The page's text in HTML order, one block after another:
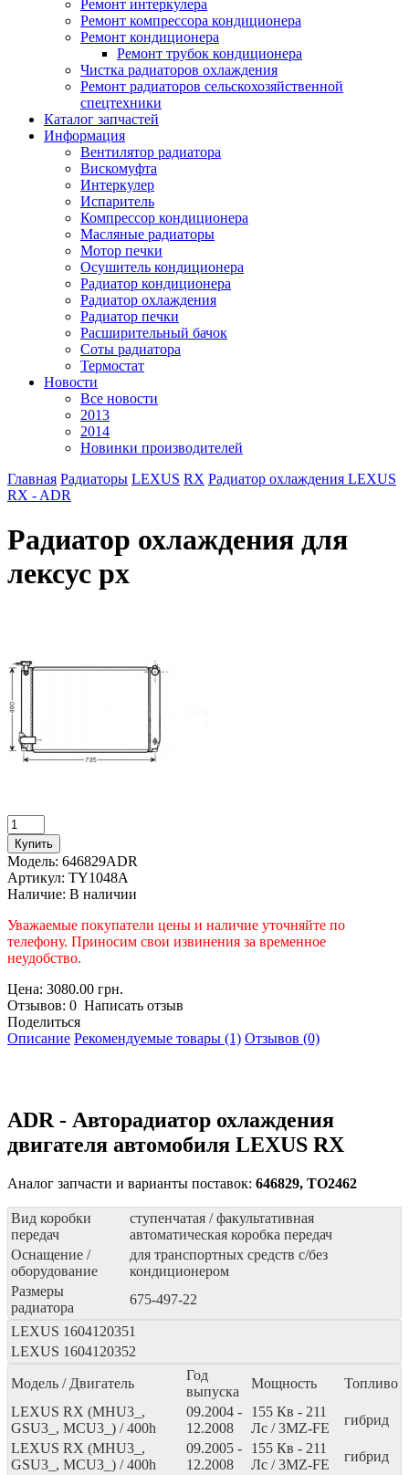
Ремонт интеркулера
Ремонт компрессора кондиционера
Ремонт кондиционера
Ремонт трубок кондиционера
Чистка радиаторов охлаждения
Ремонт радиаторов сельскохозяйственной
спецтехники
Каталог запчастей
Информация
Вентилятор радиатора
Вискомуфта
Интеркулер
Испаритель
Компрессор кондиционера
Масляные радиаторы
Мотор печки
Осушитель кондиционера
Радиатор кондиционера
Радиатор охлаждения
Радиатор печки
Расширительный бачок
Соты радиатора
Термостат
Новости
Все новости
2013
2014
Новинки производителей
Главная Радиаторы LEXUS RX Радиатор охлаждения LEXUS
RX - ADR
Радиатор охлаждения для
лексус рх
Модель: 646829ADR
Артикул: TY1048A
Наличие: В наличии
Уважаемые покупатели цены и наличие уточняйте по
телефону. Приносим свои извинения за временное
неудобство.
Цена: 3080.00 грн.
Отзывов: 0 Написать отзыв
Поделиться
Описание Рекомендуемые товары (1) Отзывов (0)
ADR - Авторадиатор охлаждения
двигателя автомобиля LEXUS RX
Аналог запчасти и варианты поставок: 646829, TO2462
Вид коробки
передач
ступенчатая / факультативная
автоматическая коробка передач
Оснащение /
оборудование
для транспортных средств с/без
кондиционером
Размеры
радиатора
675-497-22
LEXUS 1604120351
LEXUS 1604120352
Модель / Двигатель
Год
выпуска
Мощность
Топливо
LEXUS RX (MHU3_,
GSU3_, MCU3_) / 400h
09.2004 -
12.2008
155 Кв - 211
Лс / 3MZ-FE
гибрид
LEXUS RX (MHU3_,
GSU3_, MCU3_) / 400h
09.2005 -
12.2008
155 Кв - 211
Лс / 3MZ-FE
гибрид